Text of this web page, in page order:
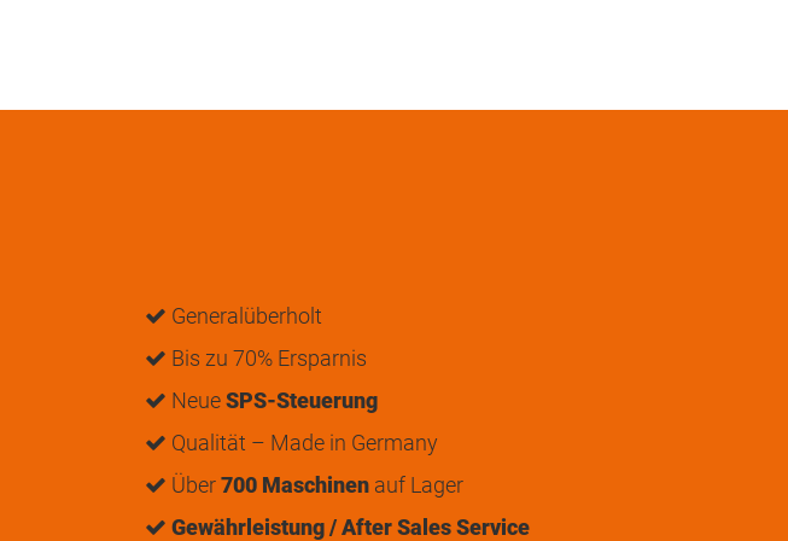
Generalüberholt
Bis zu 70% Ersparnis
NeueSPS-Steuerung
Qualität – Made in Germany
Über700 Maschinen auf Lager
Gewährleistung / After Sales Service